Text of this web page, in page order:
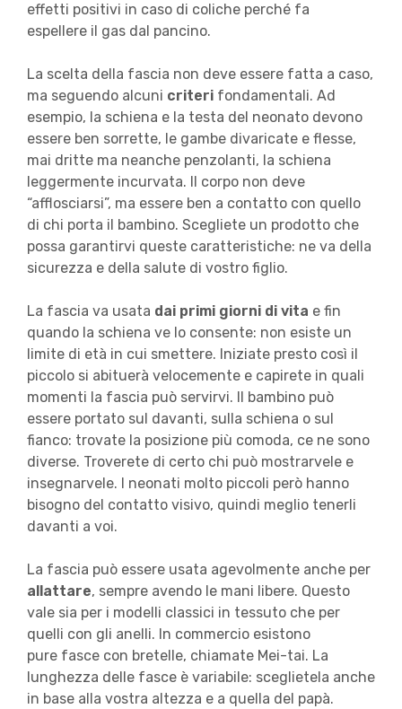
effetti positivi in caso di coliche perché fa
espellere il gas dal pancino.
La scelta della fascia non deve essere fatta a caso,
ma seguendo alcuni criterifondamentali. Ad
esempio, la schiena e la testa del neonato devono
essere ben sorrette, le gambe divaricate e flesse,
mai dritte ma neanche penzolanti, la schiena
leggermente incurvata. Il corpo non deve
“afflosciarsi”, ma essere ben a contatto con quello
di chi porta il bambino. Scegliete un prodotto che
possa garantirvi queste caratteristiche: ne va della
sicurezza e della salute di vostro figlio.
La fascia va usata dai primi giorni di vita e fin
quando la schiena ve lo consente: non esiste un
limite di età in cui smettere. Iniziate presto così il
piccolo si abituerà velocemente e capirete in quali
momenti la fascia può servirvi. Il bambino può
essere portato sul davanti, sulla schiena o sul
fianco: trovate la posizione più comoda, ce ne sono
diverse. Troverete di certo chi può mostrarvele e
insegnarvele. I neonati molto piccoli però hanno
bisogno del contatto visivo, quindi meglio tenerli
davanti a voi.
La fascia può essere usata agevolmente anche per
allattare, sempre avendo le mani libere. Questo
vale sia per i modelli classici in tessuto che per
quelli con gli anelli. In commercio esistono
pure fasce con bretelle, chiamate Mei-tai. La
lunghezza delle fasce è variabile: sceglietela anche
in base alla vostra altezza e a quella del papà.